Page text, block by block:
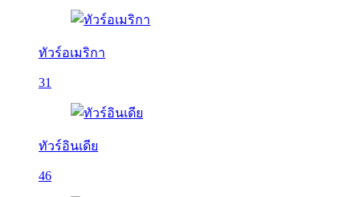
ทัวร์อเมริกา
31
ทัวร์อินเดีย
46